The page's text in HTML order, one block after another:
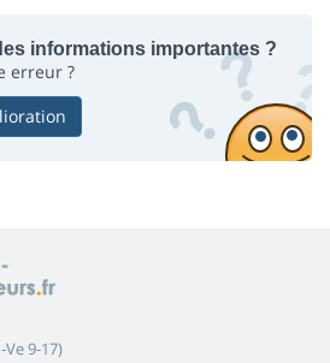
informations importantes ?
erreur ?
Ve 9-17)